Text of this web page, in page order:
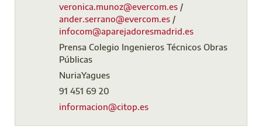
veronica.munoz@evercom.es /
ander.serrano@evercom.es /
infocom@aparejadoresmadrid.es
Prensa Colegio Ingenieros Técnicos Obras
Públicas
NuriaYagues
91 451 69 20
informacion@citop.es